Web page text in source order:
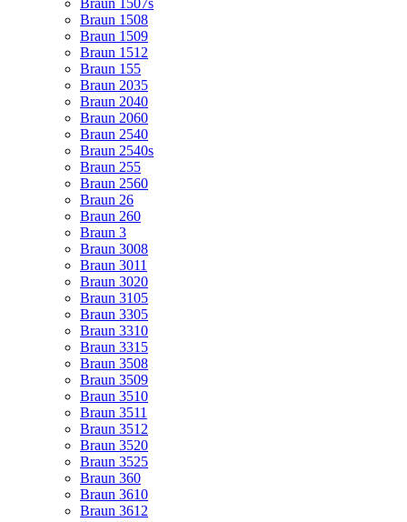
Braun 1507s
Braun 1508
Braun 1509
Braun 1512
Braun 155
Braun 2035
Braun 2040
Braun 2060
Braun 2540
Braun 2540s
Braun 255
Braun 2560
Braun 26
Braun 260
Braun 3
Braun 3008
Braun 3011
Braun 3020
Braun 3105
Braun 3305
Braun 3310
Braun 3315
Braun 3508
Braun 3509
Braun 3510
Braun 3511
Braun 3512
Braun 3520
Braun 3525
Braun 360
Braun 3610
Braun 3612